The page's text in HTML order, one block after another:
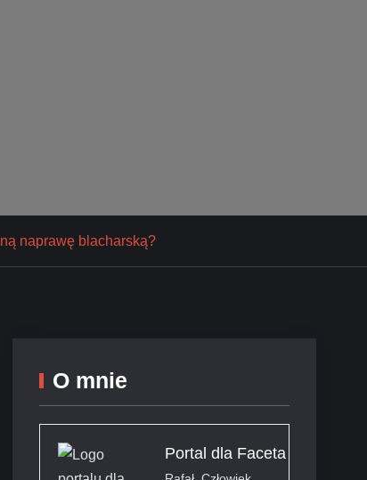
naprawę blacharską?
O mnie
Portal dla Faceta